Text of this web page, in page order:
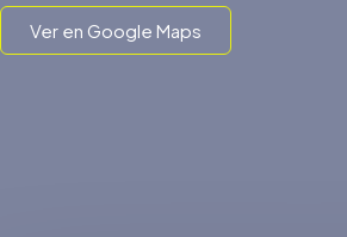
Ver en Google Maps